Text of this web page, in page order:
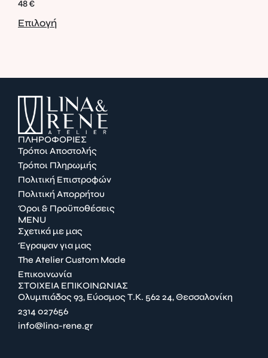
48€
Επιλογή
ΠΛΗΡΟΦΟΡΙΕΣ
Τρόποι Αποστολής
Τρόποι Πληρωμής
Πολιτική Επιστροφών
Πολιτική Απορρήτου
Όροι & Προϋποθέσεις
MENU
Σχετικά με μας
Έγραψαν για μας
The Atelier Custom Made
Επικοινωνία
ΣΤΟΙΧΕΙΑ ΕΠΙΚΟΙΝΩΝΙΑΣ
Ολυμπιάδος 93, Εύοσμος Τ.Κ. 562 24, Θεσσαλονίκη
2314 027656
info@lina-rene.gr